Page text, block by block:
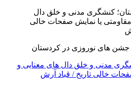
جشن های نوروزی در کردستان
مدنی و خلق دال های معنایی و
خالی تاریخ / قباد آرش